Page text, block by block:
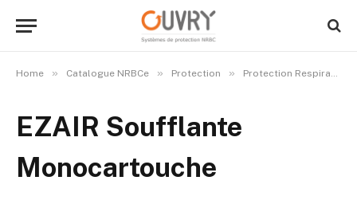
Home » Catalogue NRBCe » Protection » Protection Respiratoire
EZAIR Soufflante
Monocartouche